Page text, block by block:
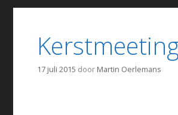
17 juli 2015 door Martin Oerlemans